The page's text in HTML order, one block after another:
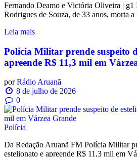
Fernando Deamo e Victória Oliveira |
Rodrigues de Souza, de 33 anos, morta a
Leia mais
Polícia Militar prende suspeito
apreende R$ 11,3 mil em
por Rádio Aruanã
8 de julho de 2026
0
Polícia
Da Redação Aruanã FM Polícia Militar
estelionato e apreende R$ 11,3 mil em